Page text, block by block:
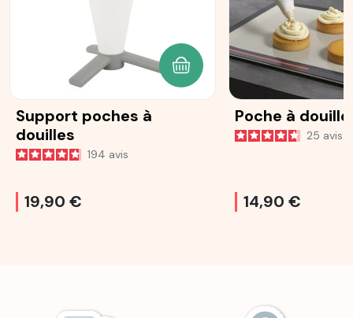
Support poches à
douilles
194 avis
19,90 €
AJOUTER AU PANIER
Poche à
25 avis
14,90 €